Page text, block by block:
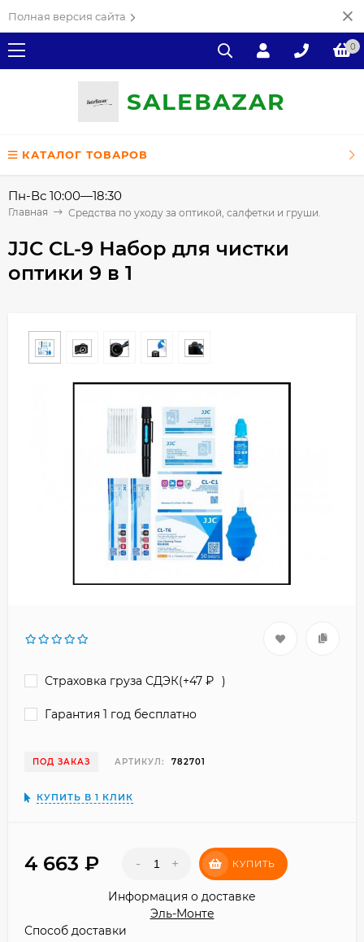
Полная версия сайта
0
SALEВAZAR
КАТАЛОГ ТОВАРОВ
Пн-Вс 10:00—18:30
Главная Средства по уходу за оптикой, салфетки и груши.
JJC CL-9 Набор для чистки
оптики 9 в 1
Страховка груза СДЭК(+47 )
Гарантия 1 год бесплатно
ПОД ЗАКАЗ АРТИКУЛ: 782701
КУПИТЬ В 1 КЛИК
4 663 - + КУПИТЬ
Информация о доставке
Эль-Монте
Способ доставки